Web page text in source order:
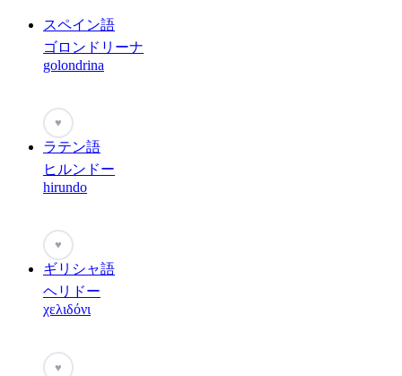
スペイン語
ゴロンドリーナ
golondrina
♥
ラテン語
ヒルンドー
hirundo
♥
ギリシャ語
ヘリドー
χελιδόνι
♥